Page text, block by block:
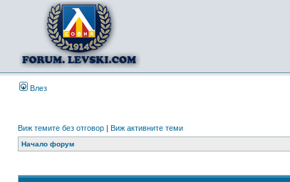
Влез
Виж темите без отговор | Виж активните теми
Начало форум